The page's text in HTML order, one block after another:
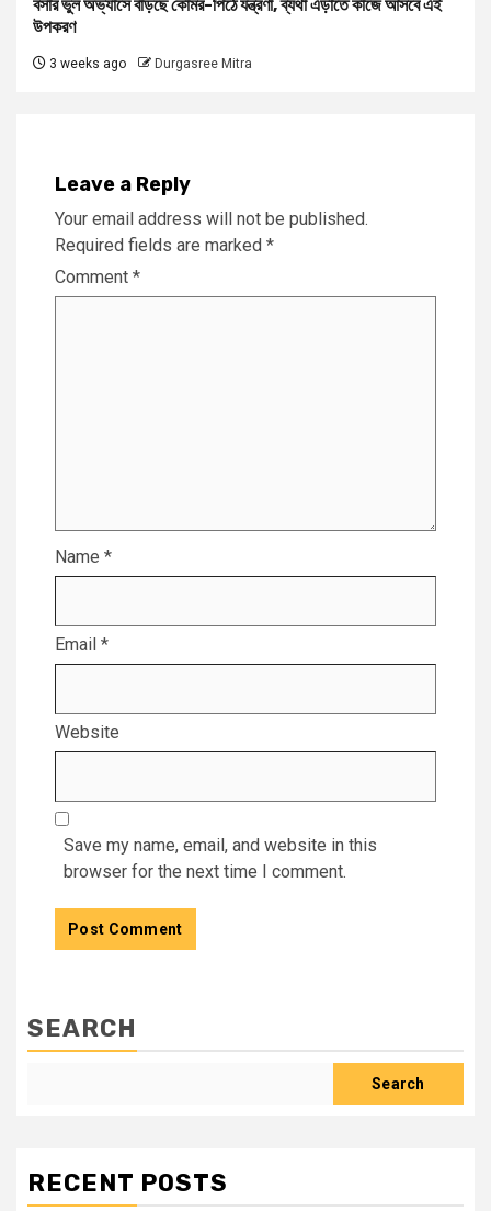
বসার ভুল অভ্যাসে বাড়ছে কোমর-পিঠে যন্ত্রণা, ব্যথা এড়াতে কাজে আসবে এই
উপকরণ
3 weeks ago Durgasree Mitra
Leave a Reply
Your email address will not be published.
Required fields are marked *
Comment *
Name *
Email *
Website
Save my name, email, and website in this
browser for the next time I comment.
SEARCH
Search
RECENT POSTS